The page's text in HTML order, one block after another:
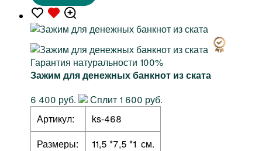
Гарантия натуральности 100%
Зажим для денежных банкнот из ската
6 400 руб.
Сплит 1 600 руб.
Артикул:
ks-468
Размеры:
11,5 *7,5 *1 см.